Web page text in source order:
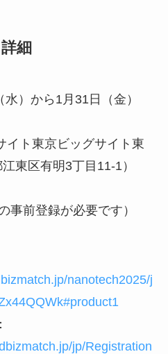
詳細
）から1月31日（金）
イト東京ビッグサイト東
東区有明3丁目11-1）
事前登録が必要です）
nanotech2025/j
jp/Registration